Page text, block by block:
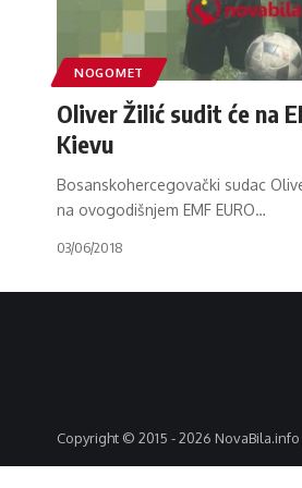
NOGOMET
Oliver Žilić sudit će na
Kievu
Bosanskohercegovački sudac
na ovogodišnjem EMF EURO…
03/06/2018
Copyright © 2015 - 2026 NovaBila.info